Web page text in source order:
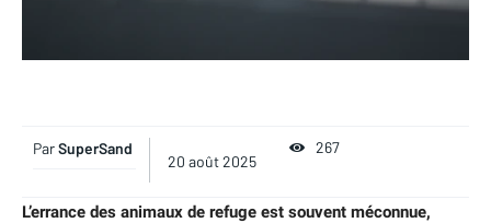
ParSuperSand
20 août 2025
267
L’errance des animaux de refuge est souvent méconnue,